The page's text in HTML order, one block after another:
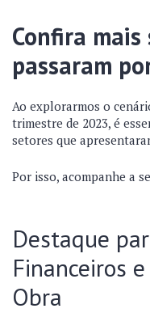
Confira
passaram
Ao explorarmos o
trimestre de 2023, é
setores que
Por isso, acompanhe a
Destaque
Financeiros
Obra